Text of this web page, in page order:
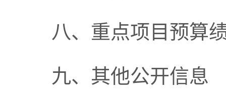
八、重点项目预算
九、其他公开信息